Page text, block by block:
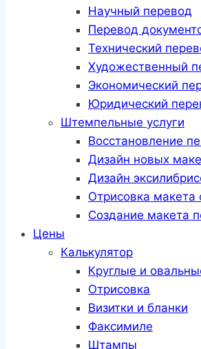
Научный перевод
Перевод
Технический
Художественный
Экономический
Юридический
Штемпельные услуги
Восстановление
Дизайн новых
Дизайн
Отрисовка макета
Создание макета
Цены
Калькулятор
Круглые и
Отрисовка
Визитки и бланки
Факсимиле
Штампы